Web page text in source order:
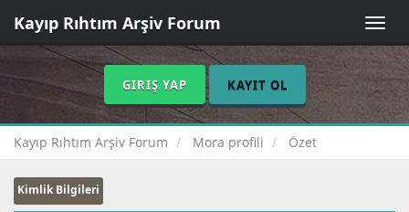
Toggle
Kayıp Rıhtım Arşiv Forum
GIRIŞ YAP KAYIT OL
Kayıp Rıhtım Arşiv Forum Mora profili Özet
Kimlik Bilgileri